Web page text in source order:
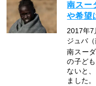
南スー
や希望
2017年7
ジュバ
南スー
の子ど
ないと
ました